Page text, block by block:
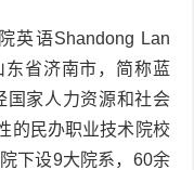
英语Shandong Lan
东省济南市，简称蓝
国家人力资源和社会
的民办职业技术院校
下设9大院系，60余